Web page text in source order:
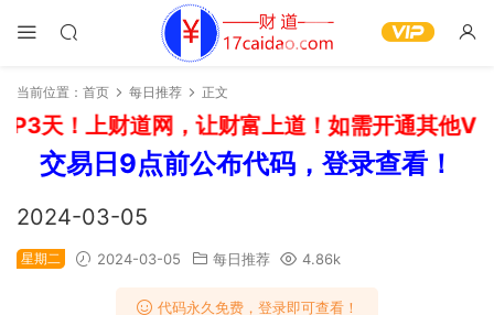
当前位置： 首页 每日推荐 正文
天！上财道网，让财富上道！如需开通其他VIP
交易日9点前公布代码，登录查看！
2024-03-05
星期二 2024-03-05 每日推荐 4.86k
代码永久免费，登录即可查看！